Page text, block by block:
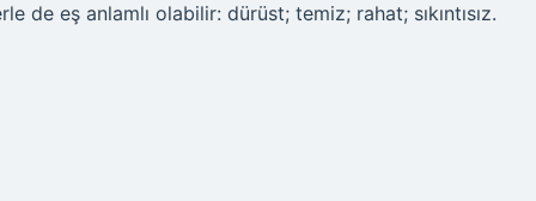
de eş anlamlı olabilir: dürüst; temiz; rahat; sıkıntısız.